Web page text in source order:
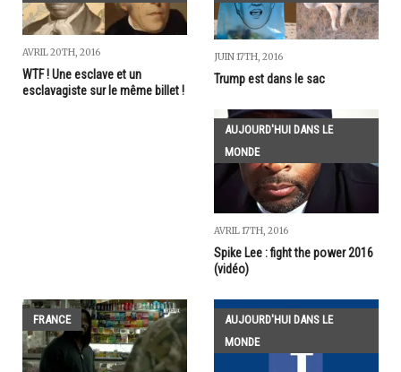
AVRIL 20TH, 2016
WTF ! Une esclave et un
esclavagiste sur le même billet !
JUIN 17TH, 2016
Trump est dans le sac
AUJOURD'HUI DANS LE
MONDE
AVRIL 17TH, 2016
Spike Lee : fight the power 2016
(vidéo)
FRANCE
AUJOURD'HUI DANS LE
MONDE